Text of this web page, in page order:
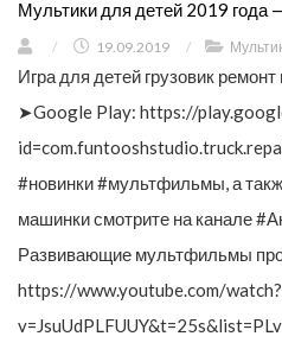
Мультики для детей 2019 года
/ 19.09.2019 /
Игра для детей грузовик
➤Google Play: https://
#новинки #мультфильмы, а
машинки смотрите на канале
Развивающие мультфильмы
https://www.youtube.com/watch?